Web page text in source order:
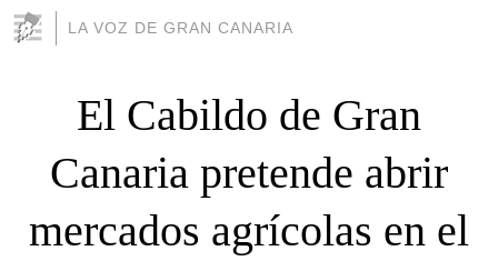
LA VOZ DE GRAN CANARIA
El Cabildo de Gran
Canaria pretende abrir
mercados agrícolas en el